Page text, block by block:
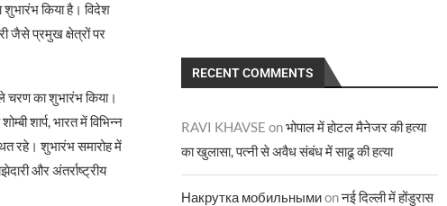
शुभारंभ किया है। विदेश
जैसे प्रमुख क्षेत्रों पर
चरण का शुभारंभ किया।
शार्प, भारत में विभिन्न
रहे। शुभारंभ समारोह में
और अंतर्राष्ट्रीय
RECENT COMMENTS
RAVI KHAVSE onभोपाल में होटल मैनेजर की हत्या
का खुलासा, पत्नी से अवैध संबंध में साढू की हत्या
Накрутка мобильнымиonनई दिल्ली में होंडुरास